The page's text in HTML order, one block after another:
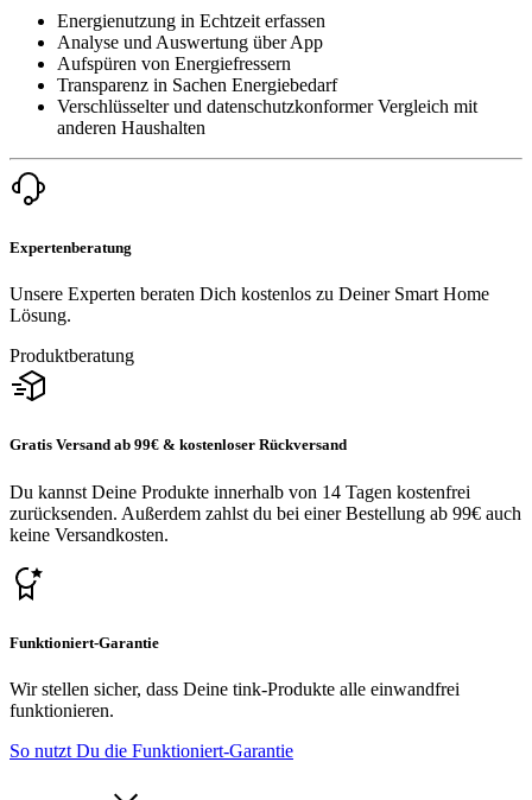
Energienutzung in Echtzeit erfassen
Analyse und Auswertung über App
Aufspüren von Energiefressern
Transparenz in Sachen Energiebedarf
Verschlüsselter und datenschutzkonformer Vergleich mit
anderen Haushalten
Expertenberatung
Unsere Experten beraten Dich kostenlos zu Deiner Smart Home
Lösung.
Produktberatung
Gratis Versand ab 99€ & kostenloser Rückversand
Du kannst Deine Produkte innerhalb von 14 Tagen kostenfrei
zurücksenden. Außerdem zahlst du bei einer Bestellung ab 99€ auch
keine Versandkosten.
Funktioniert-Garantie
Wir stellen sicher, dass Deine tink-Produkte alle einwandfrei
funktionieren.
So nutzt Du die Funktioniert-Garantie